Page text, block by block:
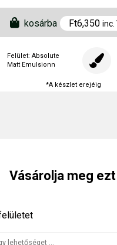
kosárba Ft6,350 inc.
Felület: Absolute
Matt Emulsionn
*A készlet erejéig
Vásárolja meg